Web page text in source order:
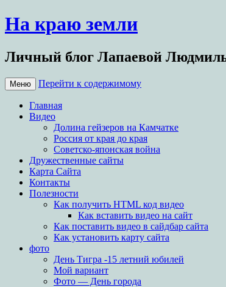
На краю земли
Личный блог Лапаевой
Меню Перейти к содержимому
Главная
Видео
Долина гейзеров на Камчатке
Россия от края до края
Советско-японская война
Дружественные сайты
Карта Сайта
Контакты
Полезности
Как получить HTML код видео
Как вставить видео на сайт
Как поставить видео в сайдбар сайта
Как установить карту сайта
фото
День Тигра -15 летний юбилей
Мой вариант
Фото — День города